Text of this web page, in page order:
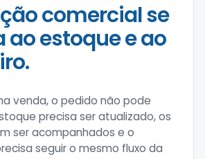
comercial se
ao estoque e ao
venda, o pedido não pode
precisa ser atualizado, os
ser acompanhados e o
seguir o mesmo fluxo da